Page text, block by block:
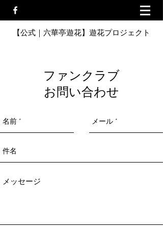
【公式｜六華亭遊花】遊花プロジェクト
ファンクラブ
お問い合わせ